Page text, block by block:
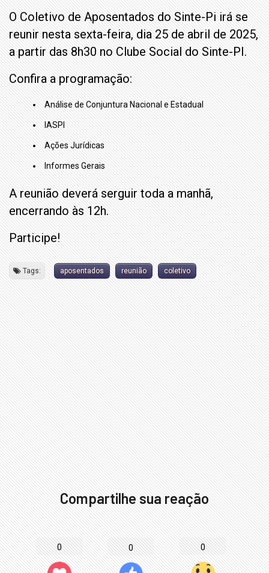
O Coletivo de Aposentados do Sinte-Pi irá se
reunir nesta sexta-feira, dia 25 de abril de 2025,
a partir das 8h30 no Clube Social do Sinte-PI.
Confira a programação:
Análise de Conjuntura Nacional e Estadual
IASPI
Ações Jurídicas
Informes Gerais
A reunião deverá serguir toda a manhã,
encerrando às 12h.
Participe!
Tags: aposentados reunião coletivo
Compartilhe sua reação
0 0 0